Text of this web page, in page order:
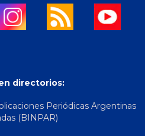
directorios:
Periódicas Argentinas
(BINPAR)